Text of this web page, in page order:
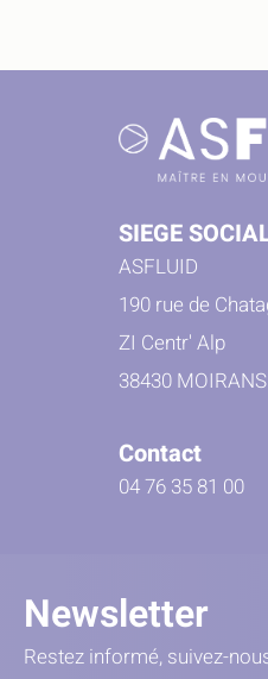
SIEGE
ASFLUID
190 rue de
ZI Centr' Alp
38430 MOIRANS
Contact
04 76 35 81 00
Newsletter
Restez informé, suivez-